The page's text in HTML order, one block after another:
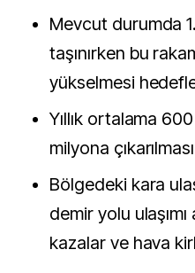
Mevcut durumda
taşınırken bu
yükselmesi
Yıllık ortalama
milyona
Bölgedeki kara
demir yolu
kazalar ve hava